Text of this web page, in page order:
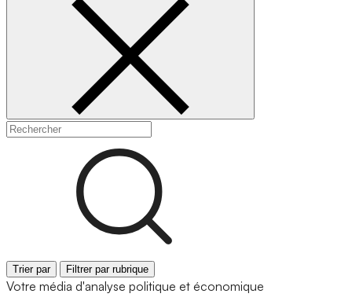
Trier par Filtrer par rubrique
Votre média d'analyse politique et économique